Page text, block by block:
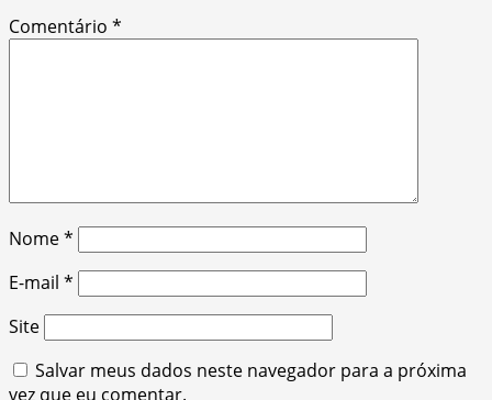
Comentário *
Nome*
E-mail *
Site
Salvar meus dados neste navegador para a próxima
vez que eu comentar.